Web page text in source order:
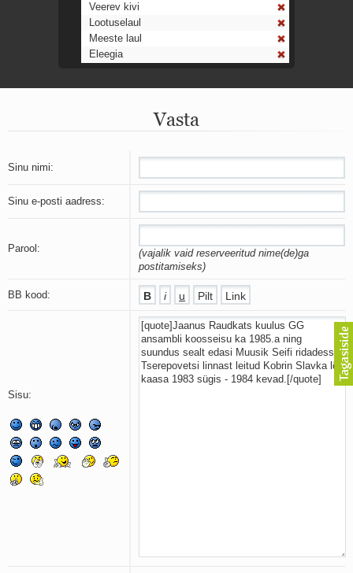
Veerev kivi
Lootuselaul
Meeste laul
Eleegia
Ahtumine
Mu isamaa on minu arm
Ih-ih-hii ja ah-ah-haa
Päikeselapsed
Laul võimalusest
Nii vaikseks kõik on jäänud
Mis saab sellest loomusevalust
Avanemine
Põhi, lõuna, ida, lääs
Elupõline kaja
Kassimäng
Läänemere lained
Üle müüri
Valgusemaastikud
Vasta
Sinu nimi:
Sinu e-posti aadress:
Parool:
(vajalik vaid reserveeritud nime(de)ga
postitamiseks)
BB kood:
Sisu: